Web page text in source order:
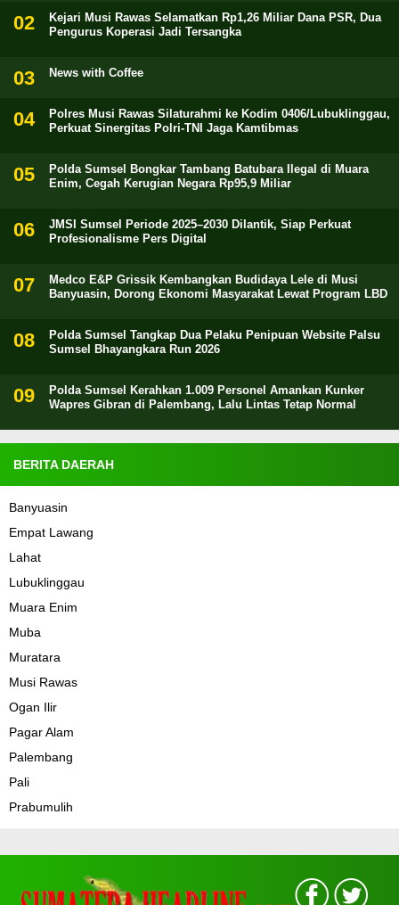
Kejari Musi Rawas Selamatkan Rp1,26 Miliar Dana PSR, Dua
Pengurus Koperasi Jadi Tersangka
News with Coffee
Polres Musi Rawas Silaturahmi ke Kodim 0406/Lubuklinggau,
Perkuat Sinergitas Polri-TNI Jaga Kamtibmas
Polda Sumsel Bongkar Tambang Batubara Ilegal di Muara
Enim, Cegah Kerugian Negara Rp95,9 Miliar
JMSI Sumsel Periode 2025–2030 Dilantik, Siap Perkuat
Profesionalisme Pers Digital
Medco E&P Grissik Kembangkan Budidaya Lele di Musi
Banyuasin, Dorong Ekonomi Masyarakat Lewat Program LBD
Polda Sumsel Tangkap Dua Pelaku Penipuan Website Palsu
Sumsel Bhayangkara Run 2026
Polda Sumsel Kerahkan 1.009 Personel Amankan Kunker
Wapres Gibran di Palembang, Lalu Lintas Tetap Normal
BERITA DAERAH
Banyuasin
Empat Lawang
Lahat
Lubuklinggau
Muara Enim
Muba
Muratara
Musi Rawas
Ogan Ilir
Pagar Alam
Palembang
Pali
Prabumulih